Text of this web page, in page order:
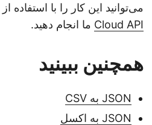
می‌توانید این کار را با استفاده از
Cloud APIما انجام دهید.
همچنین ببینید
JSON به CSV
JSON به اکسل